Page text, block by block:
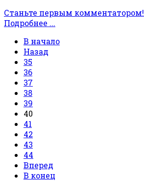
Станьте первым комментатором!
Подробнее ...
В начало
Назад
35
36
37
38
39
40
41
42
43
44
Вперед
В конец